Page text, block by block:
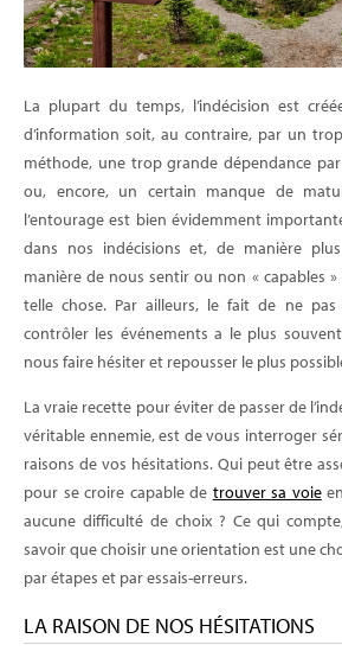
La plupart du temps, l’indécision est
d’information soit, au contraire, par un
méthode, une trop grande dépendance
ou, encore, un certain manque de
l’entourage est bien évidemment
dans nos indécisions et, de manière
manière de nous sentir ou non « capables
telle chose. Par ailleurs, le fait de ne
contrôler les événements a le plus
nous faire hésiter et repousser le plus
La vraie recette pour éviter de passer de
véritable ennemie, est de vous interroger
raisons de vos hésitations. Qui peut être
pour se croire capable de trouver sa voie
aucune difficulté de choix ? Ce qui
savoir que choisir une orientation est une
par étapes et par essais-erreurs.
LA RAISON DE NOS HÉSITATIONS